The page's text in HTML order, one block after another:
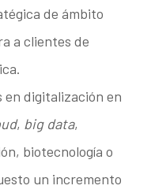
de ámbito
a clientes de
en digitalización en
, big data,
biotecnología o
un incremento